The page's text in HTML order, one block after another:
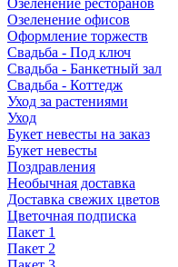
Озеленение ресторанов
Озеленение офисов
Оформление торжеств
Свадьба - Под ключ
Свадьба - Банкетный зал
Свадьба - Коттедж
Уход за растениями
Уход
Букет невесты на заказ
Букет невесты
Поздравления
Необычная доставка
Доставка свежих цветов
Цветочная подписка
Пакет 1
Пакет 2